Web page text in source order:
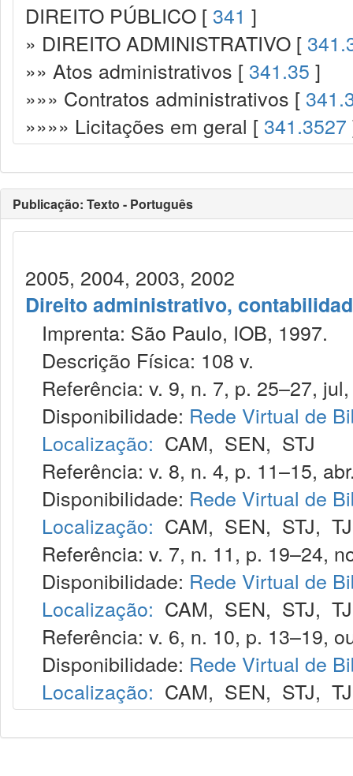
DIREITO PÚBLICO [ 341 ]
» DIREITO ADMINISTRATIVO [
»» Atos administrativos [ 341.35 ]
»»» Contratos administrativos [
»»»» Licitações em geral [ 341.3527
Publicação: Texto - Português
2005, 2004, 2003, 2002
Direito administrativo,
Imprenta: São Paulo, IOB, 1997.
Descrição Física: 108 v.
Referência: v. 9, n. 7, p. 25–27,
Disponibilidade: Rede Virtual de
Localização: CAM, SEN, STJ
Referência: v. 8, n. 4, p. 11–15,
Disponibilidade: Rede Virtual de
Localização: CAM, SEN, STJ,
Referência: v. 7, n. 11, p. 19–24,
Disponibilidade: Rede Virtual de
Localização: CAM, SEN, STJ,
Referência: v. 6, n. 10, p. 13–19,
Disponibilidade: Rede Virtual de
Localização: CAM, SEN, STJ,